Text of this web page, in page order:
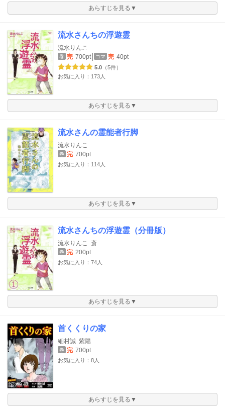
あらすじを見る▼
流水さんちの浮遊霊
流水りんこ
巻 完 700pt コマ 完 40pt
5.0 （5件）
お気に入り：173人
あらすじを見る▼
流水さんの霊能者行脚
流水りんこ
巻 完 700pt
お気に入り：114人
あらすじを見る▼
流水さんちの浮遊霊（分冊版）
流水りんこ 斎
巻 完 200pt
お気に入り：74人
あらすじを見る▼
首くくりの家
細村誠 紫陽
巻 完 700pt
お気に入り：8人
あらすじを見る▼